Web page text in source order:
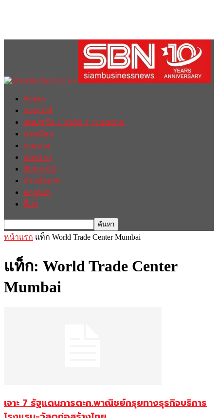
Home
ฮอตนิวส์
เศรษฐกิจ / ธุรกิจ / การตลาด
การเมือง
รายงาน
บทความ
สัมภาษณ์
ต่างประเทศ
english
อื่นๆ
หน้าแรก แท็ก World Trade Center Mumbai
แท็ก: World Trade Center
Mumbai
เจาะ 7 รัฐแดนภารตะก.พาณิชย์กรุยทางธุรกิจบริการ